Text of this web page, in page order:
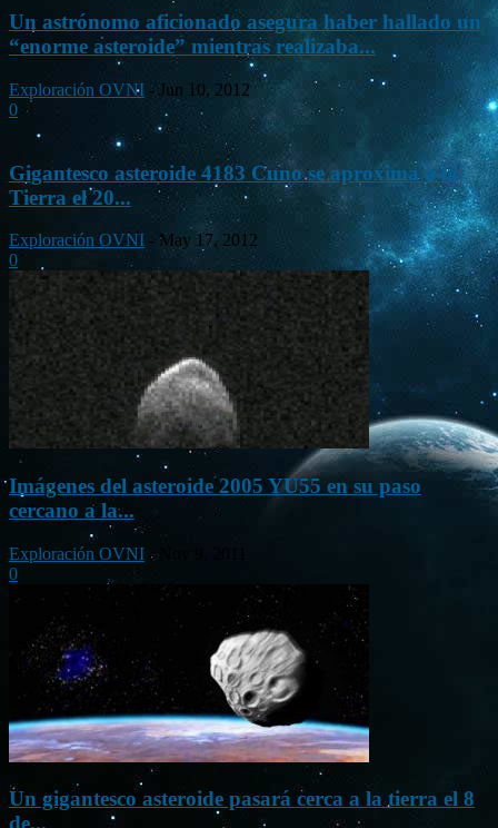
Un astrónomo aficionado asegura haber hallado un
“enorme asteroide” mientras realizaba...
Exploración OVNI - Jun 10, 2012
0
Gigantesco asteroide 4183 Cuno se aproxima a la
Tierra el 20...
Exploración OVNI - May 17, 2012
0
Imágenes del asteroide 2005 YU55 en su paso
cercano a la...
Exploración OVNI -
0
Un gigantesco asteroide pasará cerca a la tierra el 8